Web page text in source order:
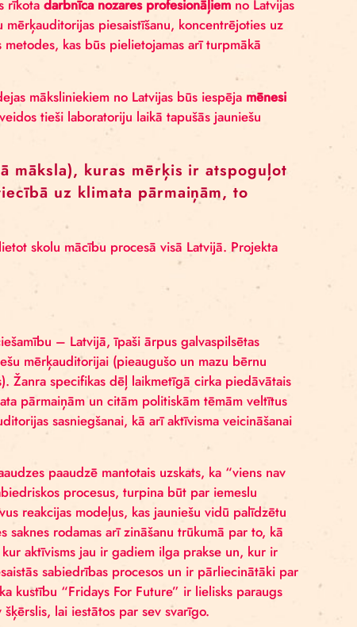
darbnīcu, kurā, lai bagātinātu jauniešu
izpratni par komiksu grāmatu tapšanas procesu,
dažādas komiksu un vizuālās mākslas radīšanas
un publicēšanas pieredze, kā arī pieredze
turpinās darbu pie zīna, kas “Cirks
radīto saturu par vides jautājumiem. Tas arī tiks
dimensiju.
vadībā, tiks rīkota
par jauniešu mērķauditorijas piesaistīšanu,
praktiskas metodes, kas būs pielietojamas arī
ar cirka un dejas māksliniekiem no Latvijas būs
saturu veidos tieši laboratoriju laikā tapušās
vizuālā māksla), kuras mērķis ir
attiecībā uz klimata
ko var pielietot skolu mācību procesā visā Latvijā.
nepieciešamību – Latvijā, īpaši ārpus